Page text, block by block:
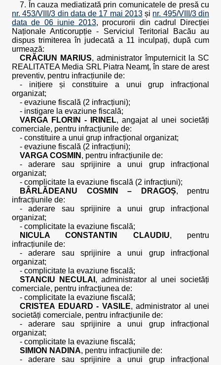
7. În cauza mediatizată prin comunicatele de presă cu
nr. 453/VIII/3 din data de 17 mai 2013și nr. 495/VIII/3 din
data de 06 iunie 2013, procurorii din cadrul Direcției
Naționale Anticorupție - Serviciul Teritorial Bacău au
dispus trimiterea în judecată a 11 inculpați, după cum
urmează:
CRĂCIUN MARIUS, administrator împuternicit la SC
REALITATEA Media SRL Piatra Neamț, în stare de arest
preventiv, pentru infracțiunile de:
- inițiere și constituire a unui grup infracțional
organizat;
- evaziune fiscală (2 infracțiuni);
- instigare la evaziune fiscală;
VARGA FLORIN - IRINEL, angajat al unei societăți
comerciale, pentru infracțiunile de:
- constituire a unui grup infracțional organizat;
- evaziune fiscală (2 infracțiuni);
VARGA COSMIN , pentru infracțiunile de:
- aderare sau sprijinire a unui grup infracțional
organizat;
- complicitate la evaziune fiscală (2 infracțiuni);
BÂRLĂDEANU COSMIN – DRAGOȘ, pentru
infracțiunile de:
- aderare sau sprijinire a unui grup infracțional
organizat;
- complicitate la evaziune fiscală;
NICULA CONSTANTIN CLAUDIU, pentru
infracțiunile de:
- aderare sau sprijinire a unui grup infracțional
organizat;
- complicitate la evaziune fiscală;
STANCIU NECULAI , administrator al unei societăți
comerciale, pentru infracțiunea de:
- complicitate la evaziune fiscală;
CRISTEA EDUARD - VASILE, administrator al unei
societăți comerciale, pentru infracțiunile de:
- aderare sau sprijinire a unui grup infracțional
organizat;
- complicitate la evaziune fiscală;
SIMION NADINA, pentru infracțiunile de:
- aderare sau sprijinire a unui grup infracțional